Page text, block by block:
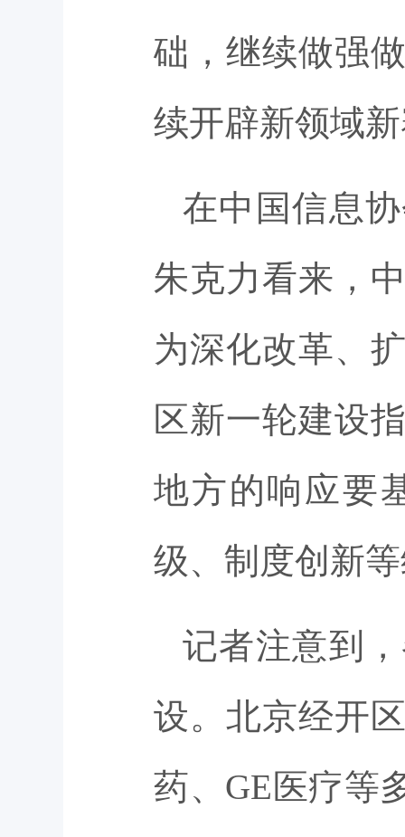
础，继续做强
续开辟新领域
在中国信息
朱克力看来，
为深化改革、
区新一轮建设
地方的响应要
级、制度创新
记者注意到
设。北京经开
药、GE医疗等